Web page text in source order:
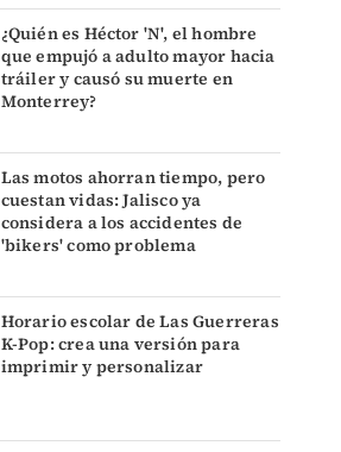
¿Quién es Héctor 'N', el hombre
que empujó a adulto mayor hacia
tráiler y causó su muerte en
Monterrey?
Las motos ahorran tiempo, pero
cuestan vidas: Jalisco ya
considera a los accidentes de
'bikers' como problema
Horario escolar de Las Guerreras
K-Pop: crea una versión para
imprimir y personalizar